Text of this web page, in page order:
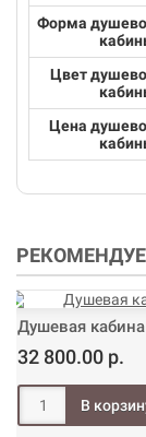
Форма
Цвет
Цена
Душевая
32 800.00 р.